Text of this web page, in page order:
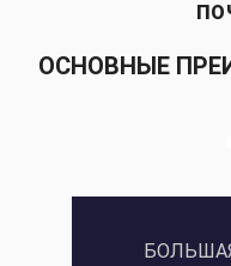
ОСНОВНЫЕ